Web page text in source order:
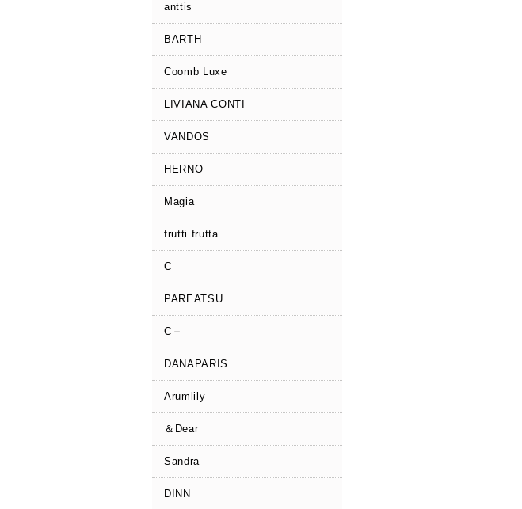
anttis
BARTH
Coomb Luxe
LIVIANA CONTI
VANDOS
HERNO
Magia
frutti frutta
C
PAREATSU
C＋
DANAPARIS
Arumlily
＆Dear
Sandra
DINN